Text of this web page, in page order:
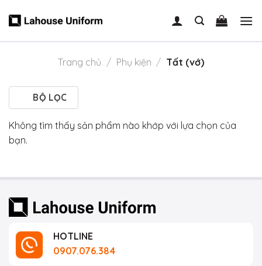
Trang chủ / Phụ kiện / Tất (vớ)
BỘ LỌC
Không tìm thấy sản phẩm nào khớp với lựa chọn của
bạn.
HOTLINE
0907.076.384